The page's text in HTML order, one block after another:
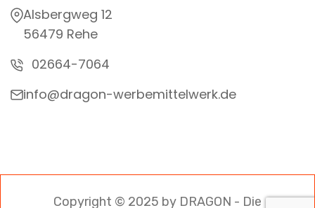
Alsbergweg 12
56479 Rehe
02664-7064
info@dragon-werbemittelwerk.de
Copyright © 2025 by DRAGON - Die